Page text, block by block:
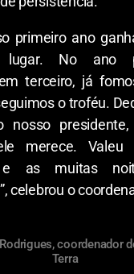
primeiro ano
lugar. No ano
terceiro, já
o troféu.
nosso presidente,
merece.
e as muitas
celebrou o
coordenador
Terra